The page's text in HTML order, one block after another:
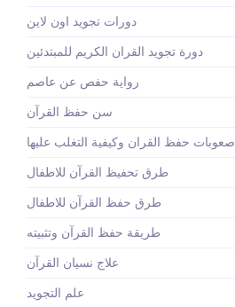
دورات تجويد اون لاين
دورة تجويد القران الكريم للمبتدئين
رواية حفص عن عاصم
سن حفظ القرآن
صعوبات حفظ القران وكيفية التغلب عليها
طرق تحفيظ القرآن للاطفال
طرق حفظ القرآن للاطفال
طريقة حفظ القرآن وتثبيته
علاج نسيان القرآن
علم التجويد